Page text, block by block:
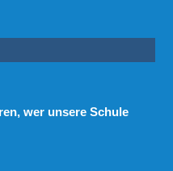
wer unsere Schule